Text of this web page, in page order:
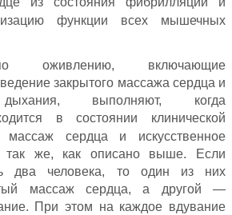
функции всех мышечных
оживлению, включающие
закрытого массажа сердца и
дыхания, выполняют, когда
в состоянии клинической
сердца и искусственное
так же, как описано выше. Если
два человека, то один из них
массаж сердца, а другой —
При этом на каждое вдувание